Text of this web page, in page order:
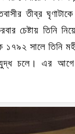
তীব্র
চেষ্টায় তিনি
সালে তিনি
যুদ্ধ চলে। এর